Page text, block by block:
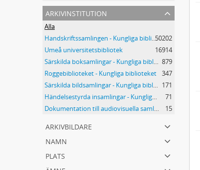
arkivinstitution
Alla
Handskriftssamlingen - Kungliga biblioteket50202
Umeå universitetsbibliotek
16914
Särskilda boksamlingar - Kungliga biblioteket 879
Roggebiblioteket - Kungliga biblioteket
347
Särskilda bildsamlingar - Kungliga biblioteket 171
Händelsestyrda insamlingar - Kungliga biblioteket
71
Dokumentation till audiovisuella samlingar - Kungliga biblioteket
15
arkivbildare
namn
plats